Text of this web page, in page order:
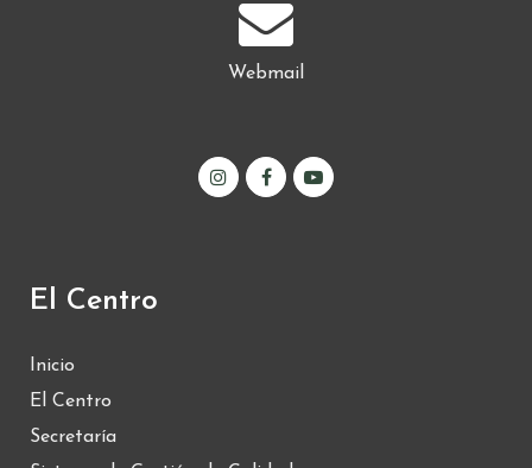
Webmail
El Centro
Inicio
El Centro
Secretaría